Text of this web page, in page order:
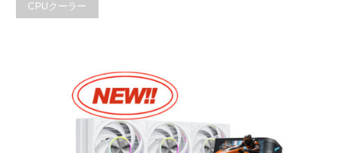
CPUクーラー